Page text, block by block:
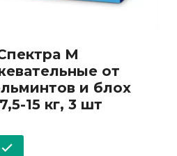
M
от
и блох
15 кг, 3 шт